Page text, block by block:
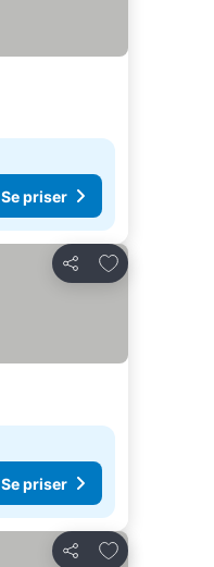
Se priser
Del
Føj til favoritter
Se priser
Del
Føj til favoritter